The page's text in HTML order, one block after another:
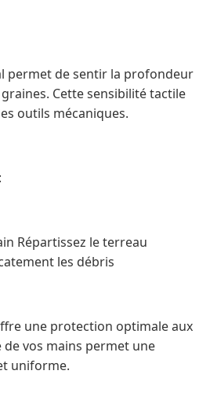
permet de sentir la profondeur
Cette sensibilité tactile
outils mécaniques.
Répartissez le terreau
les débris
une protection optimale aux
de vos mains permet une
uniforme.